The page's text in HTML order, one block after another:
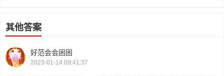
其他答案
好范会会困困
2023-01-14 09:41:37